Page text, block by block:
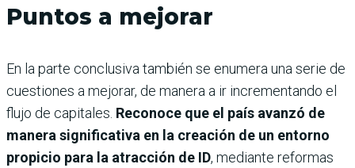
Puntos a mejorar
En la parte conclusiva también se enumera una serie de
cuestiones a mejorar, de manera a ir incrementando el
flujo de capitales. Reconoce que el país avanzó de
manera significativa en la creación de un entorno
propicio para la atracción de ID, mediante reformas